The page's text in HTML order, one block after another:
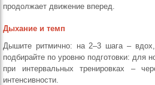
продолжает движение вперед.
Дыхание и темп
Дышите ритмично: на 2–3 шага –
подбирайте по уровню подготовки: для
при интервальных тренировках –
интенсивности.